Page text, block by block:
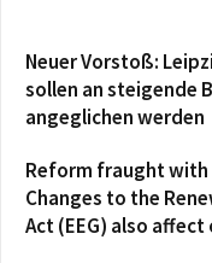
Neuer Vorstoß:
sollen an steigende
angeglichen werden
Reform fraught with
Changes to the
Act (EEG) also affect